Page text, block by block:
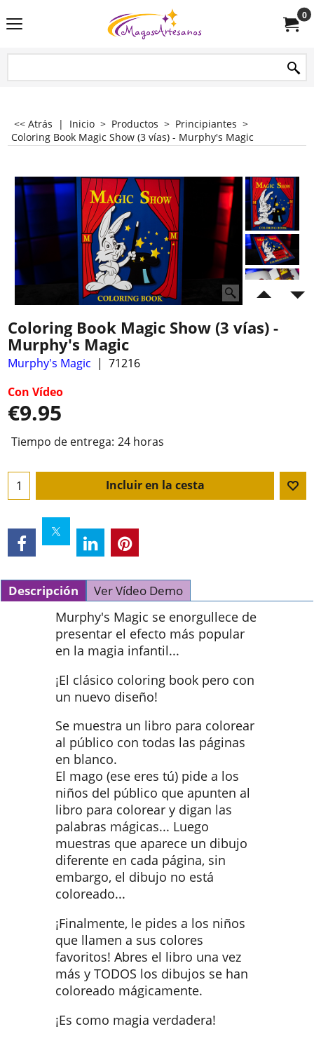
0
<< Atrás | Inicio > Productos > Principiantes >
Coloring Book Magic Show (3 vías) - Murphy's Magic
Coloring Book Magic Show (3 vías) -
Murphy's Magic
Murphy's Magic
71216
Con Vídeo
€9.95
Tiempo de entrega: 24 horas
Incluir en la cesta
Descripción Ver Vídeo Demo
Murphy's Magic se enorgullece de
presentar el efecto más popular
en la magia infantil...
¡El clásico coloring book pero con
un nuevo diseño!
Se muestra un libro para colorear
al público con todas las páginas
en blanco.
El mago (ese eres tú) pide a los
niños del público que apunten al
libro para colorear y digan las
palabras mágicas... Luego
muestras que aparece un dibujo
diferente en cada página, sin
embargo, el dibujo no está
coloreado...
¡Finalmente, le pides a los niños
que llamen a sus colores
favoritos! Abres el libro una vez
más y TODOS los dibujos se han
coloreado mágicamente.
¡Es como magia verdadera!